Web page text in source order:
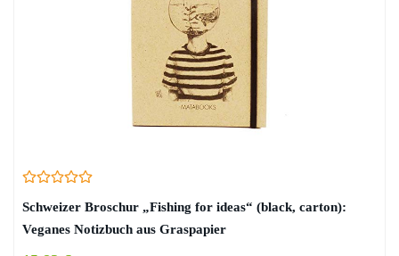
Schweizer Broschur „Fishing for ideas“ (black, carton):
Veganes Notizbuch aus Graspapier